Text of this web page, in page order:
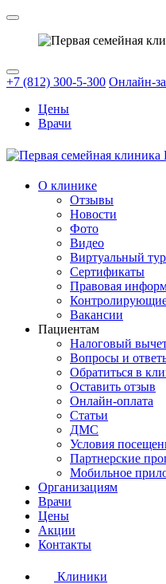
+7 (812) 300-5-300 Онлайн-
Цены
Врачи
О клинике
Отзывы
Новости
Фото
Видео
Виртуальный тур
Сертификаты
Правовая
Вакансии
Пациентам
Налоговый
Вопросы и
Обратиться в
Оставить отзыв
Онлайн-оплата
Статьи
ДМС
Условия
Партнерские
Мобильное
Организациям
Врачи
Цены
Акции
Контакты
Клиники